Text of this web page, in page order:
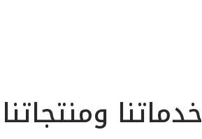
خدماتنا ومنتجاتنا